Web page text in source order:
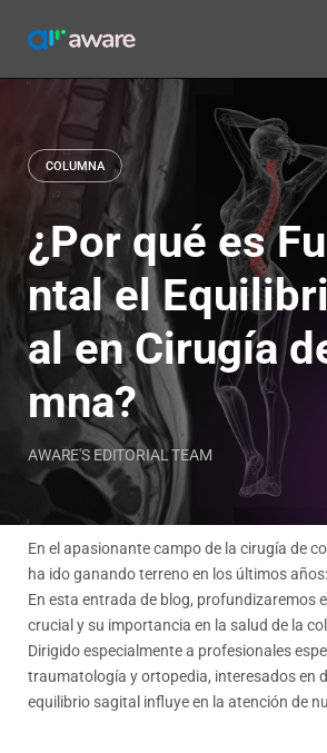
content
COLUMNA
¿Por qué es
ntal el
al en Cirugía
mna?
AWARE'S EDITORIAL TEAM
En el apasionante campo de la cirugía de
ha ido ganando terreno en los últimos años:
En esta entrada de blog, profundizaremos
crucial y su importancia en la salud de la
Dirigido especialmente a profesionales
traumatología y ortopedia, interesados en
equilibrio sagital influye en la atención de